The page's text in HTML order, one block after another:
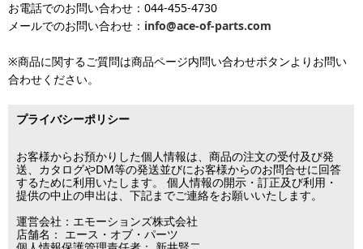
※銀行振り込み・郵便振替・コンビニ決済・PayPayオンライン決済
の場合、ご入金確認後の発送となります。
となります（当日・土日祝日出荷不可）
平日は15時・土曜は11時・日曜祝日は10時までのご注文で当日出荷
が可能です。
済・代引決済のみ当日出荷が可能です。
※クレジットカード・代引き決済以外のお支払方法を選択されてい
※メーカー発注品は除きます。
※出荷休業日を除く
この日は出荷業務を行いませんので予めご了承下さい。
■営業日
営業時間：09:30～17:30
（電話対応休止時間：12:00～13:00）
お電話でのお問い合わせ：044-455-4730
メールでのお問い合わせ： info@ace-of-parts.com
※商品に関するご質問は商品ページ内問い合わせボタンよりお問い
合わせください。
プライバシーポリシー
お客様からお預かりした個人情報は、商品の注文の受付及び発
送、カタログやDM等の発送並びにお客様からのお問合せに回答
するために利用いたします。 個人情報の開示・訂正及び利用・
提供の中止の申出は、下記までご連絡をお願いいたします。
運営会社：エモーションズ株式会社
店舗名： エース・オブ・パーツ